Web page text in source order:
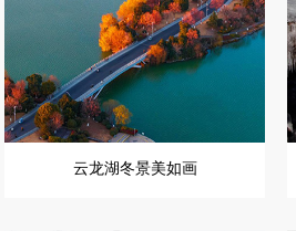
云龙湖冬景美如画